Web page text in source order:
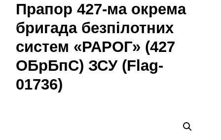
Прапор 427-ма окрема
бригада безпілотних
систем «РАРОГ» (427
ОБрБпС) ЗСУ (Flag-
01736)